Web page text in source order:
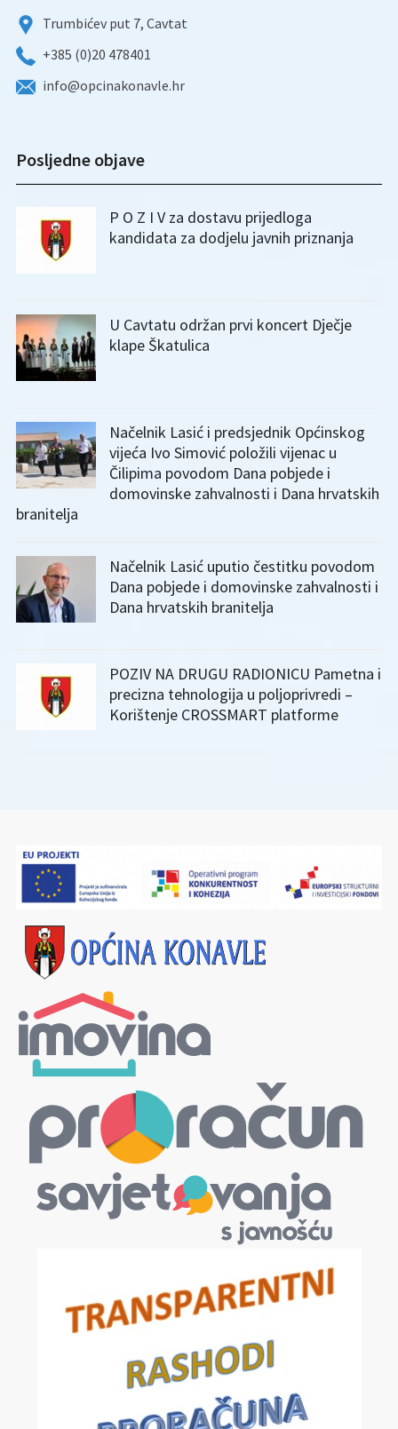
Trumbićev put 7, Cavtat
+385 (0)20 478401
info@opcinakonavle.hr
Posljedne objave
P O Z I V za dostavu prijedloga
kandidata za dodjelu javnih priznanja
U Cavtatu održan prvi koncert Dječje
klape Škatulica
Načelnik Lasić i predsjednik Općinskog
vijeća Ivo Simović položili vijenac u
Čilipima povodom Dana pobjede i
domovinske zahvalnosti i Dana hrvatskih
branitelja
Načelnik Lasić uputio čestitku povodom
Dana pobjede i domovinske zahvalnosti i
Dana hrvatskih branitelja
POZIV NA DRUGU RADIONICU Pametna i
precizna tehnologija u poljoprivredi –
Korištenje CROSSMART platforme